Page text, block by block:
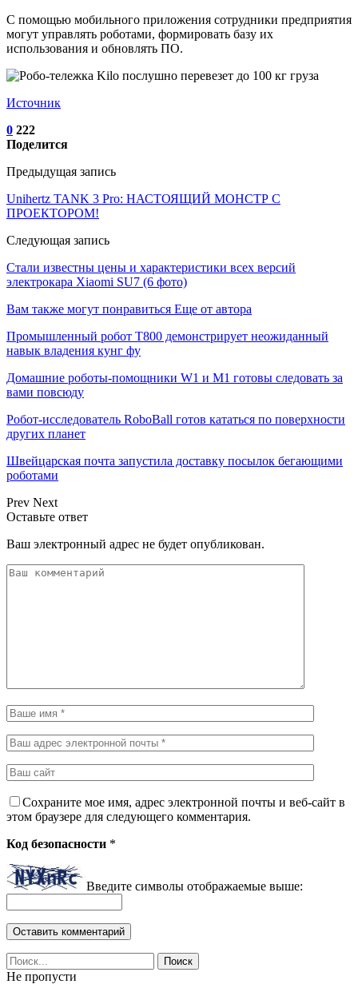
С помощью мобильного приложения сотрудники предприятия
могут управлять роботами, формировать базу их
использования и обновлять ПО.
Источник
0 222
Поделится
Предыдущая запись
Unihertz TANK 3 Pro: НАСТОЯЩИЙ МОНСТР С
ПРОЕКТОРОМ!
Следующая запись
Стали известны цены и характеристики всех версий
электрокара Xiaomi SU7 (6 фото)
Вам также могут понравиться Еще от автора
Промышленный робот Т800 демонстрирует неожиданный
навык владения кунг фу
Домашние роботы-помощники W1 и M1 готовы следовать за
вами повсюду
Робот-исследователь RoboBall готов кататься по поверхности
других планет
Швейцарская почта запустила доставку посылок бегающими
роботами
Prev Next
Оставьте ответ
Ваш электронный адрес не будет опубликован.
Сохраните мое имя, адрес электронной почты и веб-сайт в
этом браузере для следующего комментария.
Код безопасности *
Введите символы отображаемые выше:
Не пропусти